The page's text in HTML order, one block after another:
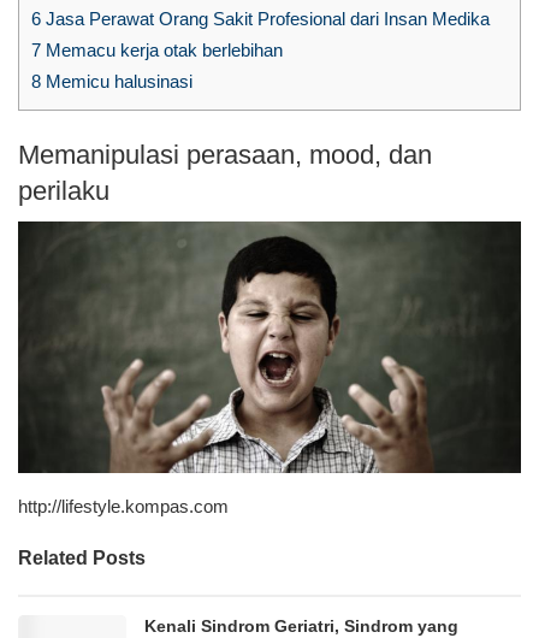
6 Jasa Perawat Orang Sakit Profesional dari Insan Medika
7 Memacu kerja otak berlebihan
8 Memicu halusinasi
Memanipulasi perasaan, mood, dan
perilaku
http://lifestyle.kompas.com
Related Posts
Kenali Sindrom Geriatri, Sindrom yang